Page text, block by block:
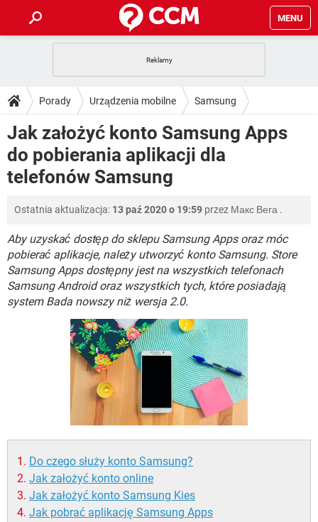
MENU
GRY WHATSAPP
SPOTIFY NETFLIX
INSTAGRAM FACEBOOK
WINDOWS 10
PORADY
PlayStation TIKTOK
GRY WHATSAPP
SPOTIFY NETFLIX
FACEBOOK
WINDOWS 10
DO POBRANIA
ANDROID TIKTOK
GRY
WINDOWS 10
FORUM
TIKTOK
GRY WHATSAPP
SPOTIFY NETFLIX
INSTAGRAM FACEBOOK
WINDOWS 10
GRY WHATSAPP
SPOTIFY NETFLIX
INSTAGRAM FACEBOOK
Porady Urządzenia mobilne Samsung
Jak założyć konto Samsung Apps
do pobierania aplikacji dla
telefonów Samsung
Ostatnia aktualizacja: 13 paź 2020 o 19:59 przez Макс Вега .
Aby uzyskać dostęp do sklepu Samsung Apps oraz móc
pobierać aplikacje, należy utworzyć konto Samsung. Store
Samsung Apps dostępny jest na wszystkich telefonach
Samsung Android oraz wszystkich tych, które posiadają
system Bada nowszy niż wersja 2.0.
Do czego służy konto Samsung?
Jak założyć konto online
Jak założyć konto Samsung Kies
Jak pobrać aplikację Samsung Apps